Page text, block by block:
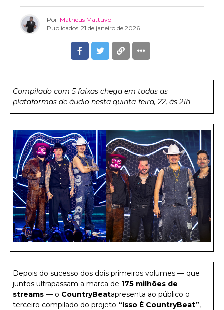
Por Matheus Mattuvo
Publicados 21 de janeiro de 2026
Compilado com 5 faixas chega em todas as
plataformas de áudio nesta quinta-feira, 22, às 21h
Depois do sucesso dos dois primeiros volumes — que
juntos ultrapassam a marca de 175 milhões de
streams — o CountryBeatapresenta ao público o
terceiro compilado do projeto “Isso É CountryBeat”,